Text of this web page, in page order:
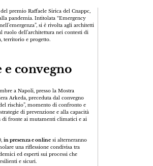
premio Raffaele Sirica del Cnappc,
pandemia. Intitolata “Emergency
si è rivolta agli architetti
ruolo dell’architettura nei contesti di
territorio e progetto.
convegno
a Napoli, presso la Mostra
Arkeda, preceduta dal convegno
rischio”, momento di confronto e
di prevenzione e alla capacità
di fronte ai mutamenti climatici e ai
in presenza e online si alterneranno
una riflessione condivisa tra
ed esperti sui processi che
e sicuri.